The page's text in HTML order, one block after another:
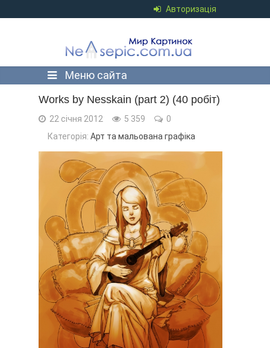
Авторизація
Меню сайта
Works by Nesskain (part 2) (40 робіт)
22 січня 2012 5 359
0
Категорія: Арт та мальована графіка